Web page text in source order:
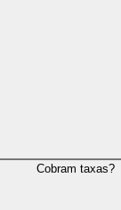
Cobram taxas?